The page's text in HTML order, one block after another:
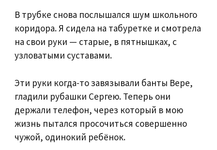
В трубке снова послышался шум школьного
коридора. Я сидела на табуретке и смотрела
на свои руки — старые, в пятнышках, с
узловатыми суставами.
Эти руки когда-то завязывали банты Вере,
гладили рубашки Сергею. Теперь они
держали телефон, через который в мою
жизнь пытался просочиться совершенно
чужой, одинокий ребёнок.